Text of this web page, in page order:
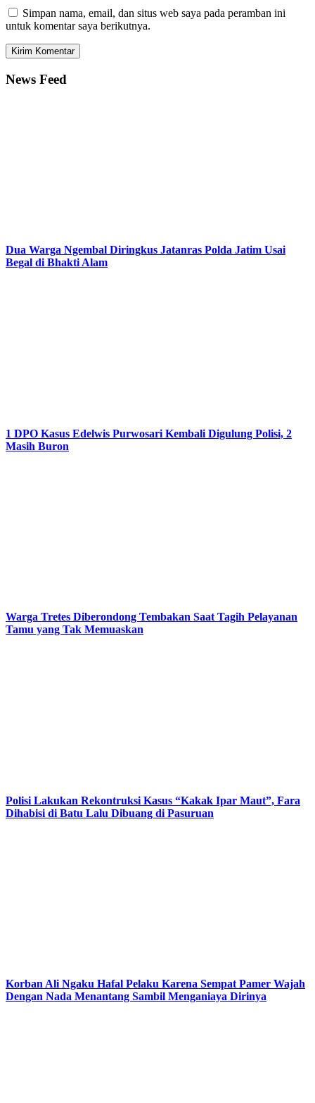
Simpan nama, email, dan situs web saya pada peramban ini
untuk komentar saya berikutnya.
News Feed
Dua Warga Ngembal Diringkus Jatanras Polda Jatim Usai
Begal di Bhakti Alam
1 DPO Kasus Edelwis Purwosari Kembali Digulung Polisi, 2
Masih Buron
Warga Tretes Diberondong Tembakan Saat Tagih Pelayanan
Tamu yang Tak Memuaskan
Polisi Lakukan Rekontruksi Kasus “Kakak Ipar Maut”, Fara
Dihabisi di Batu Lalu Dibuang di Pasuruan
Korban Ali Ngaku Hafal Pelaku Karena Sempat Pamer Wajah
Dengan Nada Menantang Sambil Menganiaya Dirinya